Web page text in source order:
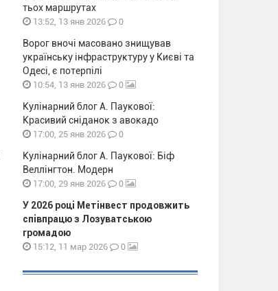
тьох маршрутах
13:52, 13 янв 2026 0
Ворог вночі масовано знищував
українську інфраструктуру у Києві та
Одесі, є потерпілі
10:54, 13 янв 2026 0
Кулінарний блог А. Паукової:
Красивий сніданок з авокадо
17:00, 25 янв 2026 0
Кулінарний блог А. Паукової: Біф
Веллінгтон. Модерн
17:00, 29 янв 2026 0
У 2026 році Метінвест продовжить
співпрацю з Лозуватською
громадою
15:12, 11 мар 2026 0